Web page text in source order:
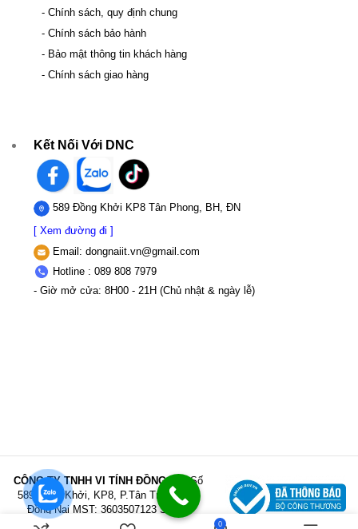
- Chính sách, quy định chung
- Chính sách bảo hành
- Bảo mật thông tin khách hàng
- Chính sách giao hàng
Kết Nối Với DNC
589 Đồng Khởi KP8 Tân Phong, BH, ĐN
[ Xem đường đi ]
Email: dongnaiit.vn@gmail.com
Hotline : 089 808 7979
- Giờ mở cửa: 8H00 - 21H (Chủ nhật & ngày lễ)
CÔNG TY TNHH VI TÍNH ĐỒNG NAI
Số
589,Đồng Khởi, KP8, P.Tân Triều, Tỉnh
Đồng Nai MST: 3603507123 Sở Kế
hoạch và Đầu tư Tỉnh Đồng Nai cấp ngày
0